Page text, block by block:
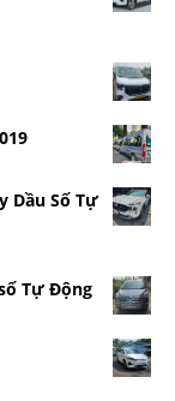
Dầu Số Tự
Tự Động